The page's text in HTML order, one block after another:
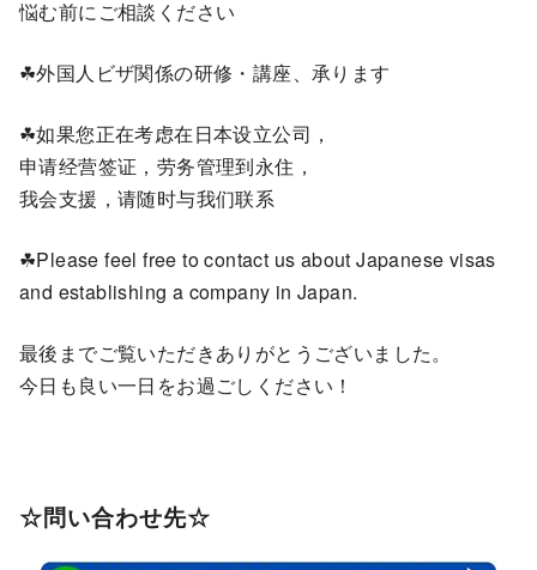
悩む前にご相談ください
☘外国人ビザ関係の研修・講座、承ります
☘如果您正在考虑在日本设立公司，
申请经营签证，劳务管理到永住，
我会支援，请随时与我们联系
☘Please feel free to contact us about Japanese visas
and establishing a company in Japan.
最後までご覧いただきありがとうございました。
今日も良い一日をお過ごしください！
☆問い合わせ先☆